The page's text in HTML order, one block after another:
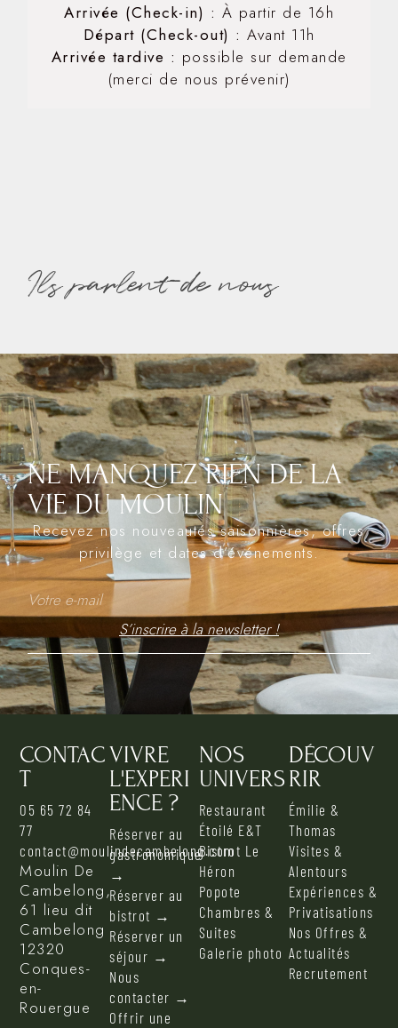
Arrivée (Check-in) : À partir de 16h
Départ (Check-out) : Avant 11h
Arrivée tardive : possible sur demande
(merci de nous prévenir)
Ils parlent de nous
NE MANQUEZ RIEN DE LA
VIE DU MOULIN
Recevez nos nouveautés saisonnières, offres
privilège et dates d’événements.
S’inscrire à la newsletter !
Alternative:
CONTAC
T
05 65 72 84
77
contact@moulindecambelong.com
Moulin De
Cambelong,
61 lieu dit
Cambelong
12320
Conques-
en-
Rouergue
VIVRE
L'EXPERI
ENCE ?
Réserver au
gastronomique
→
Réserver au
bistrot →
Réserver un
séjour →
Nous
contacter →
Offrir une
NOS
UNIVERS
Restaurant
Étoilé E&T
Bistrot Le
Héron
Popote
Chambres &
Suites
Galerie photo
DÉCOUV
RIR
Émilie &
Thomas
Visites &
Alentours
Expériences &
Privatisations
Nos Offres &
Actualités
Recrutement